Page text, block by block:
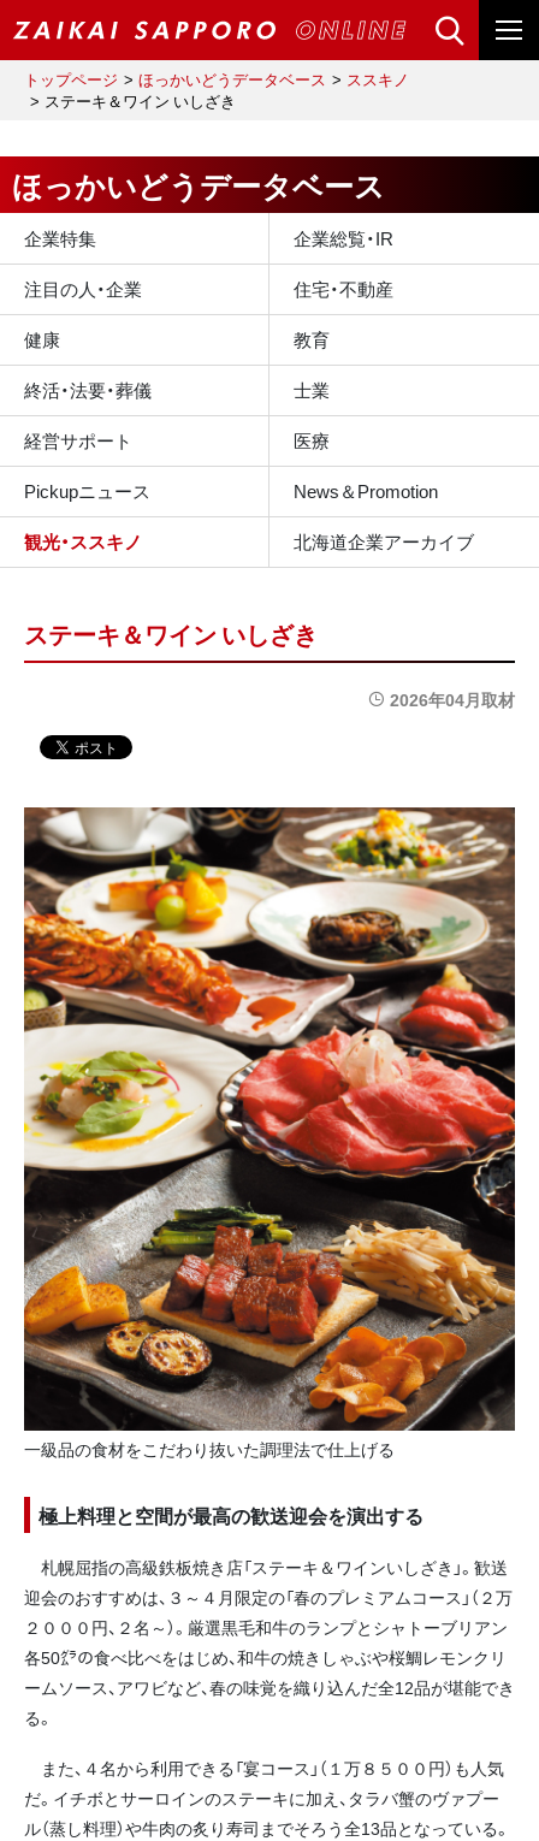
トップページ ほっかいどうデータベース
ススキノ
ステーキ＆ワイン いしざき
ほっかいどうデータベース
企業特集
企業総覧・IR
注目の人・企業
住宅・不動産
健康
教育
終活・法要・葬儀
士業
経営サポート
医療
Pickupニュース
News＆Promotion
観光・ススキノ
北海道企業アーカイブ
ステーキ＆ワイン いしざき
2026年04月取材
一級品の食材をこだわり抜いた調理法で仕上げる
極上料理と空間が最高の歓送迎会を演出する
札幌屈指の高級鉄板焼き店「ステーキ＆ワインいしざき」。歓送
迎会のおすすめは、３～４月限定の「春のプレミアムコース」（２万
２０００円、２名～）。厳選黒毛和牛のランプとシャトーブリアン
各50㌘の食べ比べをはじめ、和牛の焼きしゃぶや桜鯛レモンクリ
ームソース、アワビなど、春の味覚を織り込んだ全12品が堪能でき
る。
また、４名から利用できる「宴コース」（１万８５００円）も人気
だ。イチボとサーロインのステーキに加え、タラバ蟹のヴァプー
ル（蒸し料理）や牛肉の炙り寿司までそろう全13品となっている。